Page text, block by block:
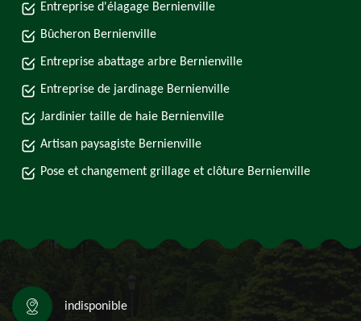
Entreprise d'élagage Bernienville
Bûcheron Bernienville
Entreprise abattage arbre Bernienville
Entreprise de jardinage Bernienville
Jardinier taille de haie Bernienville
Artisan paysagiste Bernienville
Pose et changement grillage et clôture Bernienville
indisponible